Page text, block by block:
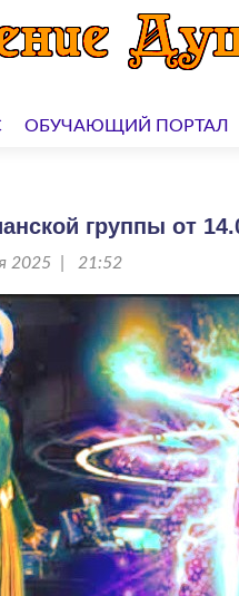
ОБУЧАЮЩИЙ ПОРТАЛ
группы от
2025 | 21:52